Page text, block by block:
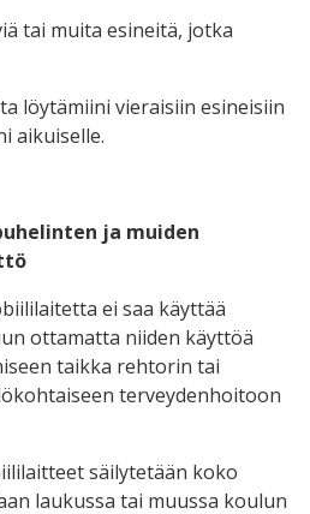
tai muita esineitä, jotka
löytämiini vieraisiin esineisiin
aikuiselle.
ja muiden
ei saa käyttää
ottamatta niiden käyttöä
taikka rehtorin tai
terveydenhoitoon
säilytetään koko
laukussa tai muussa koulun